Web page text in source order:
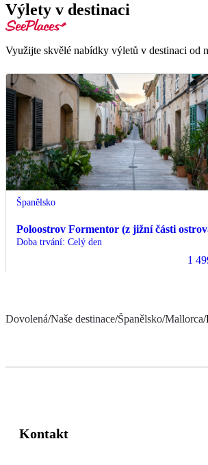
Výlety v destinaci
Využijte skvělé nabídky výletů v destinaci od
Španělsko
Poloostrov Formentor (z jižní části
Doba trvání: Celý den
1
Dovolená/Naše destinace/Španělsko/Mallorca/
Kontakt